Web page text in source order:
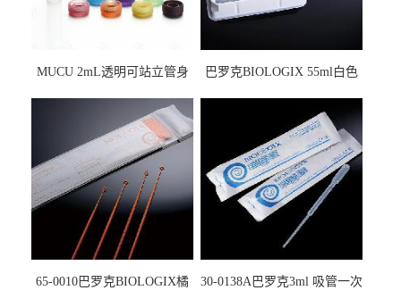
MUCU 2mL透明可站立管身
巴罗克BIOLOGIX 55ml白色
马射线灭菌25-0051
65-0010巴罗克BIOLOGIX橘
30-0138A巴罗克3ml 吸管一次